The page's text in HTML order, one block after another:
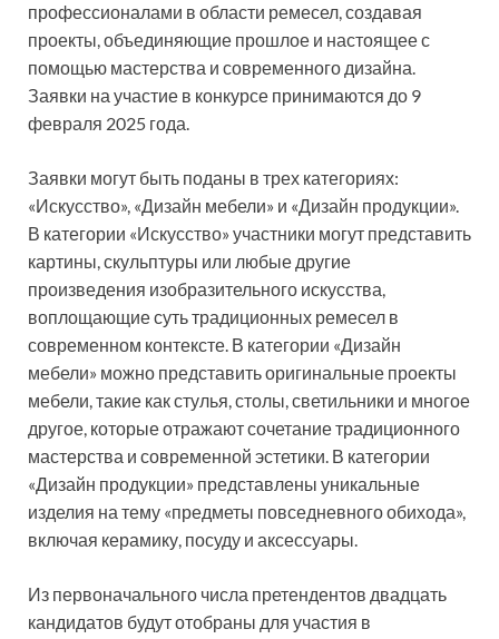
профессионалами в области ремесел, создавая
проекты, объединяющие прошлое и настоящее с
помощью мастерства и современного дизайна.
Заявки на участие в конкурсе принимаются до 9
февраля 2025 года.
Заявки могут быть поданы в трех категориях:
«Искусство», «Дизайн мебели» и «Дизайн продукции».
В категории «Искусство» участники могут представить
картины, скульптуры или любые другие
произведения изобразительного искусства,
воплощающие суть традиционных ремесел в
современном контексте. В категории «Дизайн
мебели» можно представить оригинальные проекты
мебели, такие как стулья, столы, светильники и многое
другое, которые отражают сочетание традиционного
мастерства и современной эстетики. В категории
«Дизайн продукции» представлены уникальные
изделия на тему «предметы повседневного обихода»,
включая керамику, посуду и аксессуары.
Из первоначального числа претендентов двадцать
кандидатов будут отобраны для участия в